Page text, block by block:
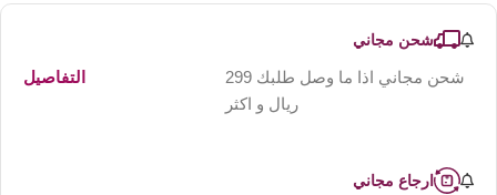
شحن مجاني
شحن مجاني اذا ما وصل طلبك 299
ريال و اكثر
التفاصيل
ارجاع مجاني